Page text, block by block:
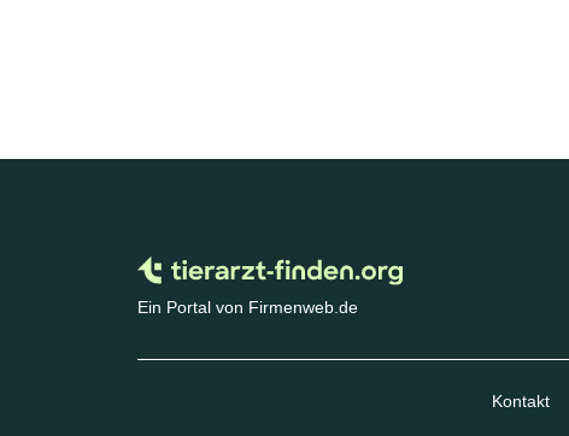
Ein Portal von Firmenweb.de
Kontakt